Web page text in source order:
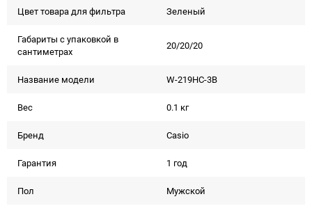
Цвет товара для фильтра Зеленый
Габариты с упаковкой в
сантиметрах
20/20/20
Название модели W-219HC-3B
Вес 0.1 кг
Бренд Casio
Гарантия 1 год
Пол Мужской